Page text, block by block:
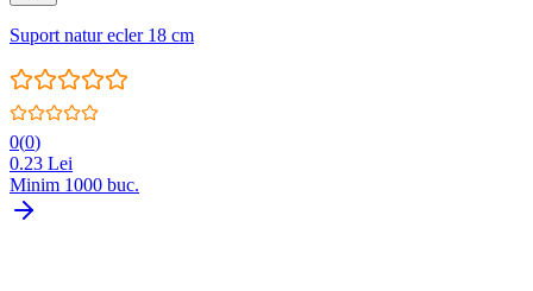
Suport natur ecler 18 cm
0(0)
0.23 Lei
Minim 1000 buc.